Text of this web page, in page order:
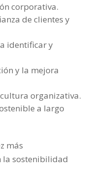
corporativa.
de clientes y
identificar y
y la mejora
organizativa.
a largo
más
la sostenibilidad